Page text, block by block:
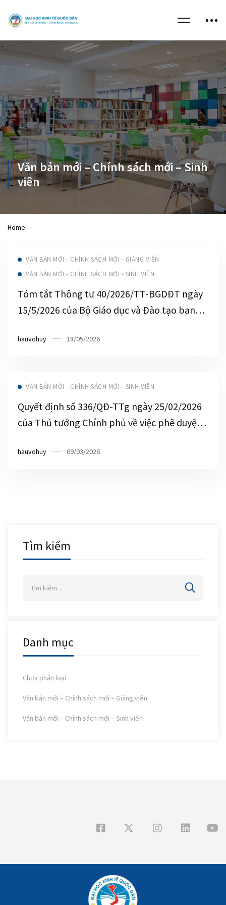
Home
Văn bản mới – Chính sách mới – Sinh
viên
VĂN BẢN MỚI - CHÍNH SÁCH MỚI - GIẢNG VIÊN
VĂN BẢN MỚI - CHÍNH SÁCH MỚI - SINH VIÊN
Tóm tắt Thông tư 40/2026/TT-BGDĐT ngày
15/5/2026 của Bộ Giáo dục và Đào tạo ban
hauvohuy 18/05/2026
VĂN BẢN MỚI - CHÍNH SÁCH MỚI - SINH VIÊN
Quyết định số 336/QĐ-TTg ngày 25/02/2026
của Thủ tướng Chính phủ về việc phê duyệt
nghiệp giai đoạn 2026 – 2035”.
hauvohuy 09/03/2026
Tìm kiếm
Danh mục
Chưa phân loại
Văn bản mới – Chính sách mới – Giảng viên
Văn bản mới – Chính sách mới – Sinh viên